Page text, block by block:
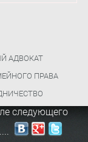
АДВОКАТ
ПРАВА
следующего
.